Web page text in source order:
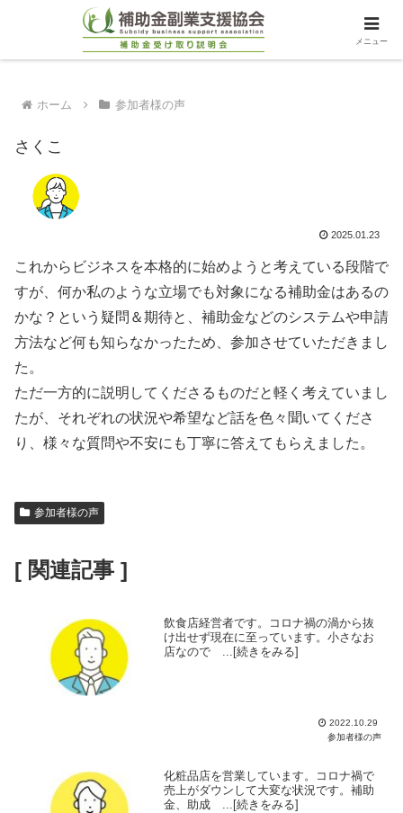
ホーム 参加者様の声
さくこ
2025.01.23
これからビジネスを本格的に始めようと考えている段階で
すが、何か私のような立場でも対象になる補助金はあるの
かな？という疑問＆期待と、補助金などのシステムや申請
方法など何も知らなかったため、参加させていただきまし
た。
ただ一方的に説明してくださるものだと軽く考えていまし
たが、それぞれの状況や希望など話を色々聞いてくださ
り、様々な質問や不安にも丁寧に答えてもらえました。
参加者様の声
[ 関連記事 ]
飲食店経営者です。コロナ禍の渦から抜
け出せず現在に至っています。小さなお
店なので ...[続きをみる]
2022.10.29
参加者様の声
化粧品店を営業しています。コロナ禍で
売上がダウンして大変な状況です。補助
金、助成 ...[続きをみる]
メニュー